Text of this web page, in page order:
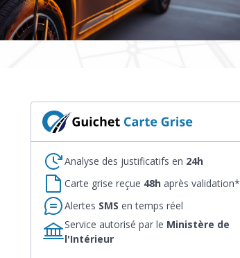
Analyse des justificatifs en 24h
Carte grise reçue 48haprès validation*
Alertes SMS en temps réel
Service autorisé par le Ministère de
l'Intérieur